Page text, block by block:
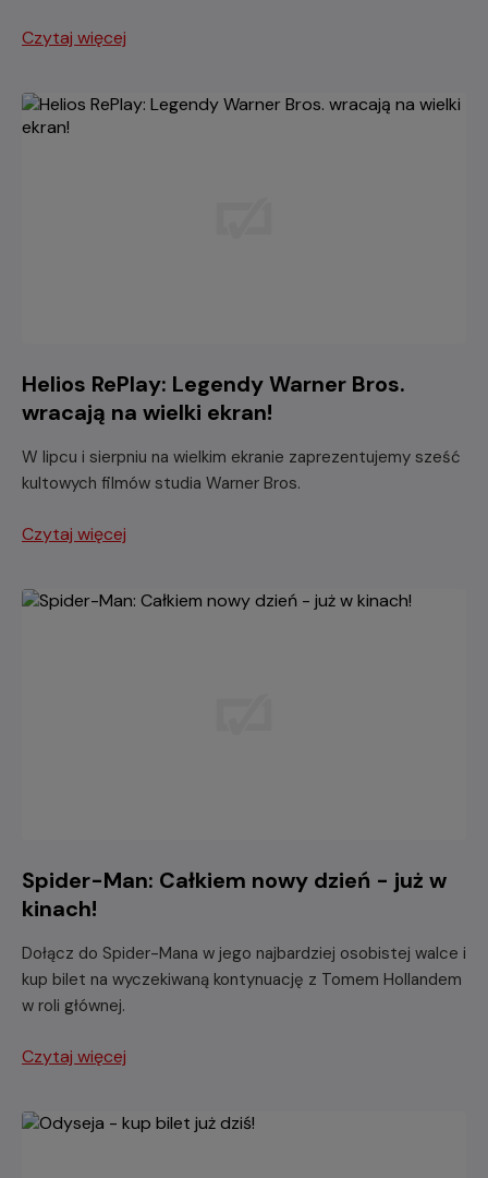
Czytaj więcej
Helios RePlay: Legendy Warner Bros.
wracają na wielki ekran!
W lipcu i sierpniu na wielkim ekranie zaprezentujemy sześć
kultowych filmów studia Warner Bros.
Czytaj więcej
Spider-Man: Całkiem nowy dzień - już w
kinach!
Dołącz do Spider-Mana w jego najbardziej osobistej walce i
kup bilet na wyczekiwaną kontynuację z Tomem Hollandem
w roli głównej.
Czytaj więcej